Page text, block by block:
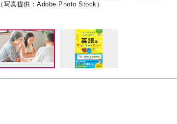
（写真提供：Adobe Photo Stock）